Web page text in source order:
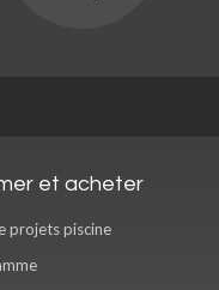
et acheter
projets piscine